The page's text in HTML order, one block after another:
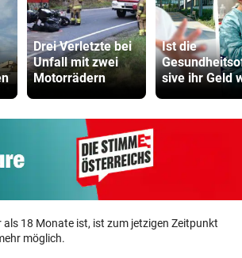
Drei Verletzte bei
Unfall mit zwei
Motorrädern
Ist die
sive ihr Geld
als 18 Monate ist, ist zum jetzigen Zeitpunkt
möglich.